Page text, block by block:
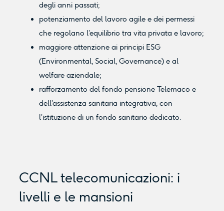
degli anni passati;
potenziamento del lavoro agile e dei permessi
che regolano l’equilibrio tra vita privata e lavoro;
maggiore attenzione ai principi ESG
(Environmental, Social, Governance) e al
welfare aziendale;
rafforzamento del fondo pensione Telemaco e
dell’assistenza sanitaria integrativa, con
l’istituzione di un fondo sanitario dedicato.
CCNL telecomunicazioni: i
livelli e le mansioni